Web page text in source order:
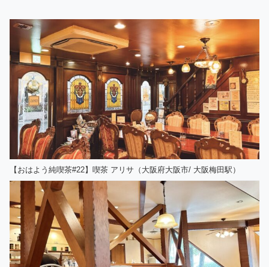
【おはよう純喫茶#22】喫茶 アリサ（大阪府大阪市/ 大阪梅田駅）